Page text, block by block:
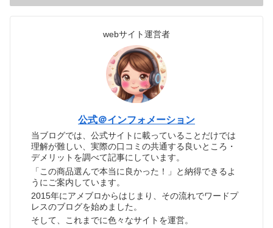
webサイト運営者
公式＠インフォメーション
当ブログでは、公式サイトに載っていることだけでは
理解が難しい、実際の口コミの共通する良いところ・
デメリットを調べて記事にしています。
「この商品選んで本当に良かった！」と納得できるよ
うにご案内しています。
2015年にアメブロからはじまり、その流れでワードプ
レスのブログを始めました。
そして、これまでに色々なサイトを運営。